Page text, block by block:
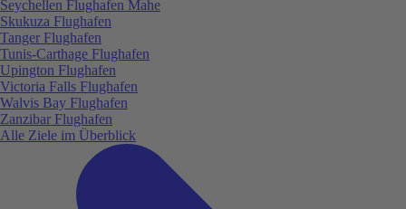
Seychellen Flughafen Mahe
Skukuza Flughafen
Tanger Flughafen
Tunis-Carthage Flughafen
Upington Flughafen
Victoria Falls Flughafen
Walvis Bay Flughafen
Zanzibar Flughafen
Alle Ziele im Überblick